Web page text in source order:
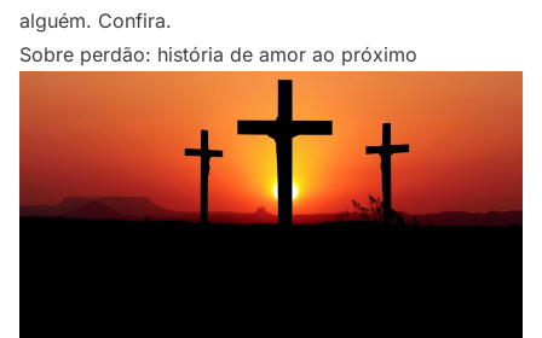
alguém. Confira.
Sobre perdão: história de amor ao próximo